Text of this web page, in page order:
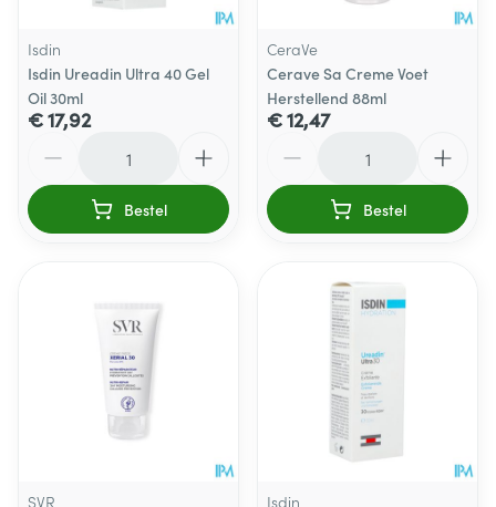
Isdin
Isdin Ureadin Ultra 40 Gel
Oil 30ml
€ 17,92
Bestel
CeraVe
Cerave Sa Creme Voet
Herstellend 88ml
€ 12,47
Bestel
SVR
Isdin